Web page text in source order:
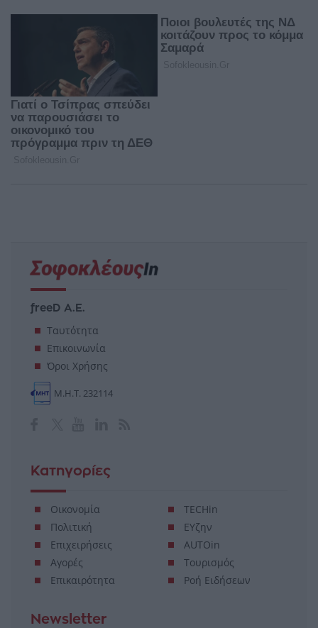
freeD Α.Ε.
Ταυτότητα
Επικοινωνία
Όροι Χρήσης
Μ.Η.Τ. 232114
Κατηγορίες
Οικονομία
Πολιτική
Επιχειρήσεις
Αγορές
Επικαιρότητα
TECHin
ΕΥζην
AUTOin
Τουρισμός
Ροή Ειδήσεων
Newsletter